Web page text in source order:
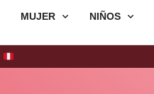
MUJER NIÑOS